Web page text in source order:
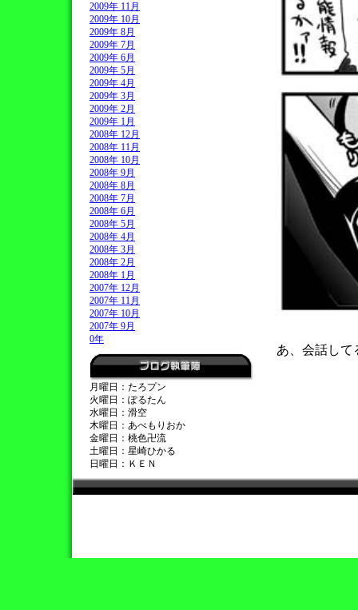
2009年 11月
2009年 10月
2009年 8月
2009年 7月
2009年 6月
2009年 5月
2009年 4月
2009年 3月
2009年 2月
2009年 1月
2008年 12月
2008年 11月
2008年 10月
2008年 9月
2008年 8月
2008年 7月
2008年 6月
2008年 5月
2008年 4月
2008年 3月
2008年 2月
2008年 1月
2007年 12月
2007年 11月
2007年 10月
2007年 9月
0年
月曜日：たろプン
火曜日：ぽるたん
水曜日：滑空
木曜日：あべもりおか
金曜日：桃色卍流
土曜日：星崎ひかる
日曜日：ＫＥＮ
あ、会話して